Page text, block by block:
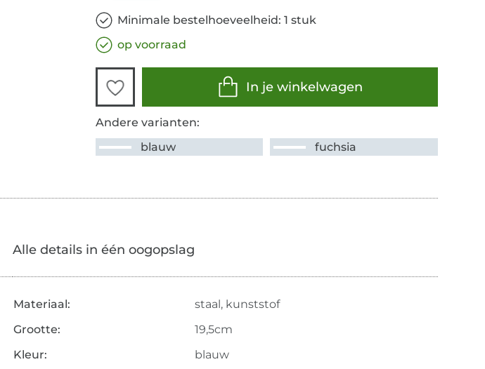
Minimale bestelhoeveelheid: 1 stuk
op voorraad
In je winkelwagen
Andere varianten:
blauw
fuchsia
Alle details in één oogopslag
Materiaal:
staal, kunststof
Grootte:
19,5cm
Kleur:
blauw